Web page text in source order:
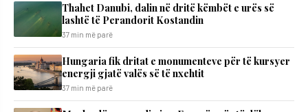
Thahet Danubi, dalin në dritë këmbët e urës së
lashtë të Perandorit Kostandin
37 min më parë
Hungaria fik dritat e monumenteve për të kursyer
energji gjatë valës së të nxehtit
37 min më parë